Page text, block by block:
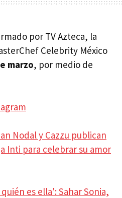
por TV Azteca, la
Celebrity México
marzo, por medio de
Nodal y Cazzu publican
Inti para celebrar su amor
es ella': Sahar Sonia,